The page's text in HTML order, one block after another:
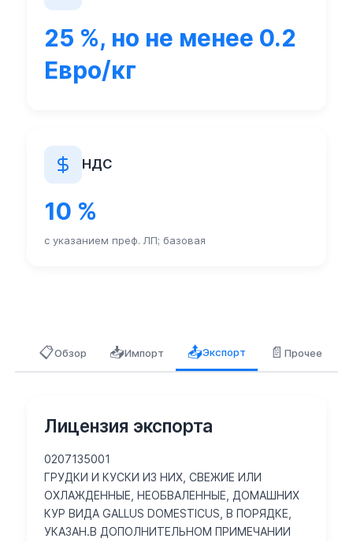
25 %, но не менее 0.2
Евро/кг
НДС
10 %
с указанием преф. ЛП; базовая
📋Обзор 📥Импорт 📤Экспорт 📄Прочее
Лицензия экспорта
0207135001
ГРУДКИ И КУСКИ ИЗ НИХ, СВЕЖИЕ ИЛИ
ОХЛАЖДЕННЫЕ, НЕОБВАЛЕННЫЕ, ДОМАШНИХ
КУР ВИДА GALLUS DOMESTICUS, В ПОРЯДКЕ,
УКАЗАН.В ДОПОЛНИТЕЛЬНОМ ПРИМЕЧАНИИ